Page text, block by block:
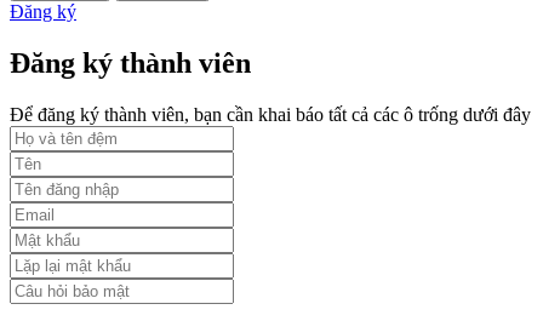
PL3-2164/UBND
Phụ lục 3 - Kèm theo quyết định số 2164
Lượt xem:2010 | lượt tải:1158
52/2019/QH14
Luật sửa đổi, bổ sung một số điều của luật cán bộ, công chức. luật
công chức
Lượt xem:1784 | lượt tải:546
Đăng ký
Đăng ký thành viên
Để đăng ký thành viên, bạn cần khai báo tất cả các ô trống dưới đây